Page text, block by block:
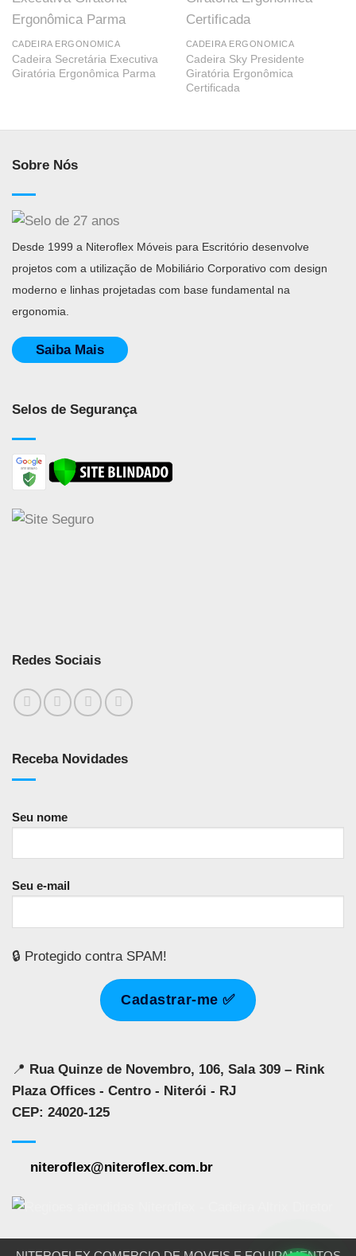
CADEIRA ERGONOMICA
Cadeira Secretária Executiva
Giratória Ergonômica Parma
CADEIRA ERGONOMICA
Cadeira Sky Presidente
Giratória Ergonômica
Certificada
Sobre Nós
Desde 1999 a Niteroflex Móveis para Escritório desenvolve
projetos com a utilização de Mobiliário Corporativo com design
moderno e linhas projetadas com base fundamental na
ergonomia.
Saiba Mais
Selos de Segurança
Redes Sociais
Receba Novidades
Seu nome
Seu e-mail
🔒 Protegido contra SPAM!
📍 Rua Quinze de Novembro, 106, Sala 309 – Rink
Plaza Offices - Centro - Niterói - RJ
CEP: 24020-125
niteroflex@niteroflex.com.br